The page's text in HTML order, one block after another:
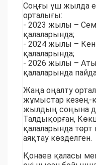
Соңғы үш жылда
орталығы:
- 2023 жылы –
қалаларында;
- 2024 жылы –
қалаларында;
- 2026 жылы –
қалаларында
Жаңа оңалту
жұмыстар кезең-
жылдың соңына
Талдықорған,
қалаларында
аяқтау көзделген.
Қонаев қаласы